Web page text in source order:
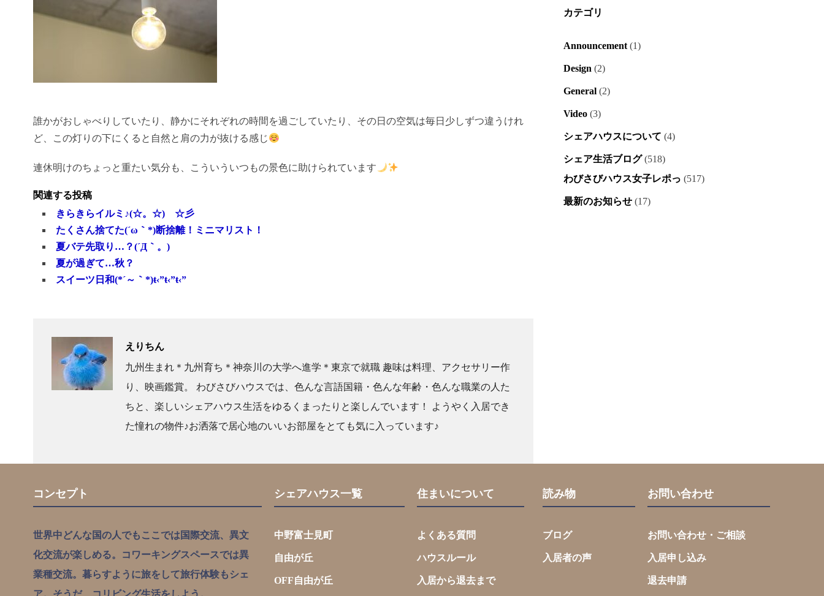
誰かがおしゃべりしていたり、静かにそれぞれの時間を過ごしていたり、その日の空気は毎日少しずつ違うけれ
ど、この灯りの下にくると自然と肩の力が抜ける感じ
連休明けのちょっと重たい気分も、こういういつもの景色に助けられています
関連する投稿
きらきらイルミ♪(☆。☆) ☆彡
たくさん捨てた(´ω｀*)断捨離！ミニマリスト！
夏バテ先取り…？(´Д｀。)
夏が過ぎて…秋？
スイーツ日和(*´～｀*)ŧ‹”ŧ‹”ŧ‹”
えりちん
九州生まれ＊九州育ち＊神奈川の大学へ進学＊東京で就職 趣味は料理、アクセサリー作
り、映画鑑賞。 わびさびハウスでは、色んな言語国籍・色んな年齢・色んな職業の人た
ちと、楽しいシェアハウス生活をゆるくまったりと楽しんでいます！ ようやく入居でき
た憧れの物件♪お洒落で居心地のいいお部屋をとても気に入っています♪
カテゴリ
Announcement (1)
Design (2)
General (2)
Video (3)
シェアハウスについて (4)
シェア生活ブログ(518)
わびさびハウス女子レポっ (517)
最新のお知らせ (17)
コンセプト
世界中どんな国の人でもここでは国際交流、異文
化交流が楽しめる。コワーキングスペースでは異
業種交流。暮らすように旅をして旅行体験もシェ
ア。そうだ、コリビング生活をしよう。
シェアハウス一覧
中野富士見町
自由が丘
OFF自由が丘
住まいについて
よくある質問
ハウスルール
入居から退去まで
読み物
ブログ
入居者の声
お問い合わせ
お問い合わせ・ご相談
入居申し込み
退去申請